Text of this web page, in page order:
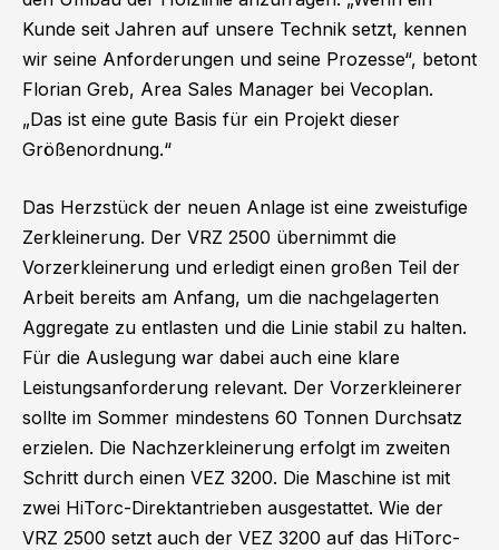
Kunde seit Jahren auf unsere Technik setzt, kennen
wir seine Anforderungen und seine Prozesse“, betont
Florian Greb, Area Sales Manager bei Vecoplan.
„Das ist eine gute Basis für ein Projekt dieser
Größenordnung.“
Das Herzstück der neuen Anlage ist eine zweistufige
Zerkleinerung. Der VRZ 2500 übernimmt die
Vorzerkleinerung und erledigt einen großen Teil der
Arbeit bereits am Anfang, um die nachgelagerten
Aggregate zu entlasten und die Linie stabil zu halten.
Für die Auslegung war dabei auch eine klare
Leistungsanforderung relevant. Der Vorzerkleinerer
sollte im Sommer mindestens 60 Tonnen Durchsatz
erzielen. Die Nachzerkleinerung erfolgt im zweiten
Schritt durch einen VEZ 3200. Die Maschine ist mit
zwei HiTorc-Direktantrieben ausgestattet. Wie der
VRZ 2500 setzt auch der VEZ 3200 auf das HiTorc-